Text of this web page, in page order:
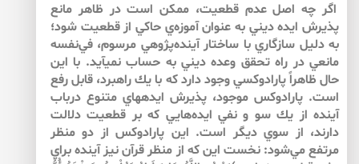
اگر چه اصل عدم قطعيت، ممكن است در ظاهر مانع
پذيرش ايده ديني به عنوان آموزه‌ي حاكي از قطعيت شود؛
به دليل سازگاري با ساختار آينده‌پژوهي مرسوم، في‌نفسه
مانعي در راه تحقق وعده ديني به حساب نمي­آيد. با اين
حال ظاهراً پارادوكسي وجود دارد كه با يك راهبرد، قابل رفع
است. پارادوكس موجود، پذيرش ايده­هاي متنوع درباب
آينده از يك سو و نفي ايده‌هايي كه بر قطعيت دلالت
دارند، از سوي ديگر است. اين پارادوكس از دو منظر
مرتفع مي‌شود: نخست اين كه از منظر قرآن نيز آينده براي